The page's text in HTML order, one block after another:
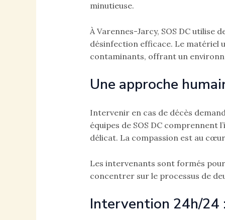
minutieuse.
À Varennes-Jarcy, SOS DC
désinfection efficace. Le matériel
contaminants, offrant un
Une approche
Intervenir en cas de décès
équipes de SOS DC comprennent
délicat. La compassion est au
Les intervenants sont formés
concentrer sur le processus de
Intervention 24h/